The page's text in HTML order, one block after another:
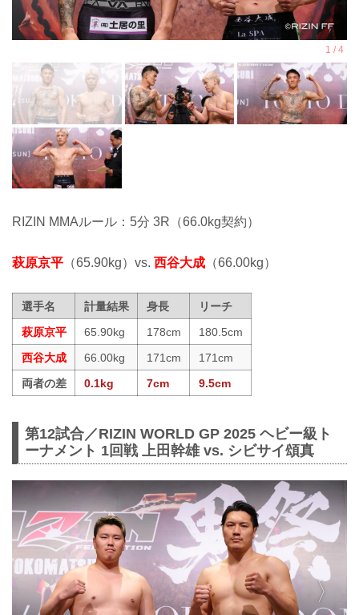
RIZIN MMAルール：5分 3R（66.0kg契約）
萩原京平 （65.90kg）vs. 西谷大成 （66.00kg）
選手名 計量結果 身長
リーチ
萩原京平
65.90kg 178cm
180.5cm
西谷大成
66.00kg 171cm
171cm
両者の差
0.1kg 7cm 9.5cm
第12試合／RIZIN WORLD GP 2025 ヘビー級ト
ーナメント 1回戦 上田幹雄 vs. シビサイ頌真